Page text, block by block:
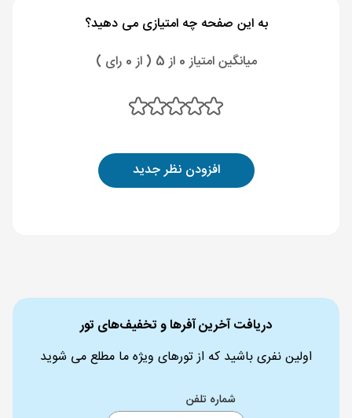
به این صفحه چه امتیازی می دهید؟
میانگین امتیاز 0 از 5 ( از 0 رای )
افزودن نظر جدید
دریافت آخرین آفرها و تخفیف‌های تور
اولین نفری باشید که از تورهای ویژه ما مطلع می شوید
شماره تلفن